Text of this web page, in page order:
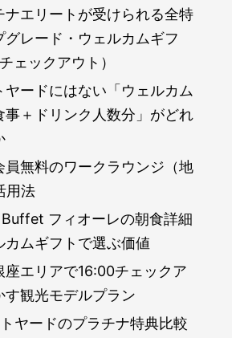
ナエリートが受けられる全特
グレード・ウェルカムギフ
ェックアウト）
ヤードにはない「ウェルカム
事＋ドリンク人数分」がどれ
員無料のワークラウンジ（地
用法
フィオーレの朝食詳細
カムギフトで選ぶ価値
座エリアで16:00チェックア
す観光モデルプラン
ヤードのプラチナ特典比較